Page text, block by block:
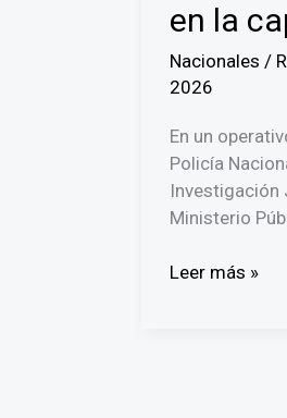
en la
Nacionales /
2026
En un
Policía
Investigación
Ministerio
Cae
Leer más »